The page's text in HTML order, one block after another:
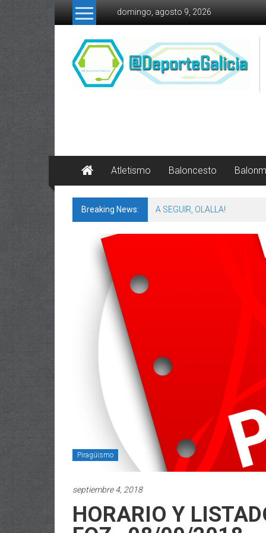
Skip to content
domingo, agosto 9, 2026
Atletismo Baloncesto
Breaking News: A SEGUIR, OLALLA!
Piragüismo
septiembre 4, 2018
HORARIO Y